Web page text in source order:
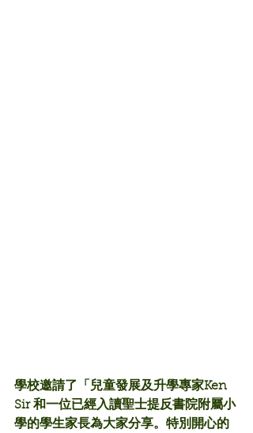
學校邀請了「兒童發展及升學專家Ken
Sir 和一位已經入讀聖士提反書院附屬小
學的學生家長為大家分享。特別開心的